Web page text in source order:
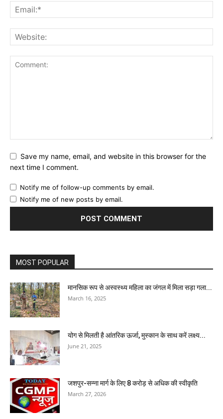
Save my name, email, and website in this browser for the
next time I comment.
Notify me of follow-up comments by email.
Notify me of new posts by email.
MOST POPULAR
मानसिक रूप से अस्वस्थ्य महिला का जंगल में मिला सड़ा गला...
March 16, 2025
योग से मिलती है आंतरिक ऊर्जा, मुस्कान के साथ करें लक्ष्य...
June 21, 2025
जशपुर-सन्ना मार्ग के लिए 8 करोड़ से अधिक की स्वीकृति
March 27, 2026